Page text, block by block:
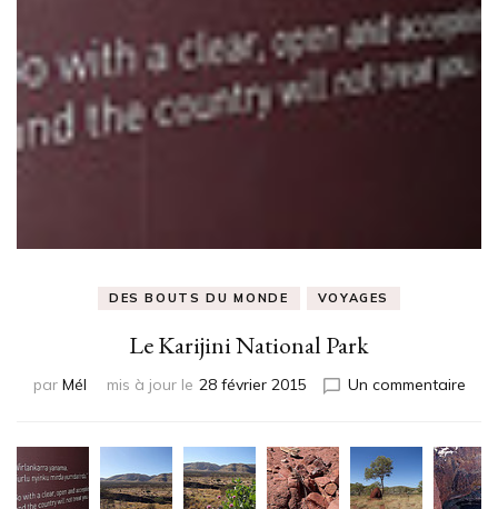
DES BOUTS DU MONDE VOYAGES
Le Karijini National Park
par Mél mis à jour le 28 février 2015 Un commentairesur
Park